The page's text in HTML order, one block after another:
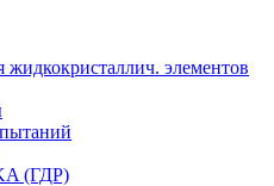
жидкокристаллич. элементов
(ГДР)